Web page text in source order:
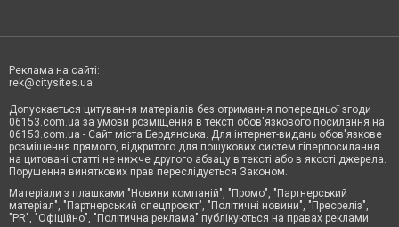
Реклама на сайті:
rek@citysites.ua
Допускається цитування матеріалів без отримання попередньої згоди
06153.com.ua за умови розміщення в тексті обов'язкового посилання на
06153.com.ua - Сайт міста Бердянська. Для інтернет-видань обов'язкове
розміщення прямого, відкритого для пошукових систем гіперпосилання
на цитовані статті не нижче другого абзацу в тексті або в якості джерела.
Порушення виняткових прав переслідується Законом.
Матеріали з плашками "Новини компаній", "Промо", "Партнерський
матеріал", "Партнерський спецпроєкт", "Політичні новини", "Пресреліз",
"PR", "Офіційно", "Політична реклама" публікуються на правах реклами.